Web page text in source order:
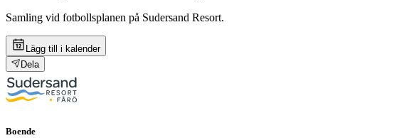
Samling vid fotbollsplanen på Sudersand Resort.
Lägg till i kalender
Dela
Boende